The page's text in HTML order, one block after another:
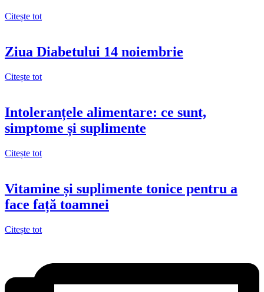
Citește tot
Ziua Diabetului 14 noiembrie
Citește tot
Intoleranțele alimentare: ce sunt,
simptome și suplimente
Citește tot
Vitamine și suplimente tonice pentru a
face față toamnei
Citește tot